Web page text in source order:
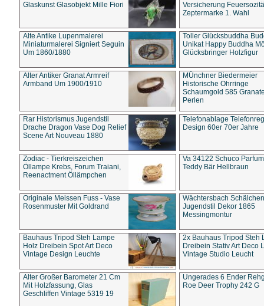
Glaskunst Glasobjekt Mille Fiori
Versicherung
Zeptermarke 1. Wahl
Alte Antike Lupenmalerei
Miniaturmalerei Signiert Seguin
Um 1860/1880
Toller Glücksbuddha
Unikat Happy Buddha
Glücksbringer Holzfigur
Alter Antiker Granat Armreif
Armband Um 1900/1910
MÜnchner Biedermeier
Historische Ohrringe
Schaumgold 585
Perlen
Rar Historismus Jugendstil
Drache Dragon Vase Dog Relief
Scene Art Nouveau 1880
Telefonablage
Design 60er 70er Jahre
Zodiac - Tierkreiszeichen
Öllampe Krebs, Forum Traiani,
Reenactment Öllämpchen
Va 34122 Schuco
Teddy Bär Hellbraun
Originale Meissen Fuss - Vase
Rosenmuster Mit Goldrand
Wächtersbach Schälchen
Jugendstil Dekor 1865
Messingmontur
Bauhaus Tripod Steh Lampe
Holz Dreibein Spot Art Deco
Vintage Design Leuchte
2x Bauhaus Tripod Steh
Dreibein Stativ Art Deco
Vintage Studio Leucht
Alter Großer Barometer 21 Cm
Mit Holzfassung, Glas
Geschliffen Vintage 5319 19
Ungerades 6 Ender
Roe Deer Trophy 242 G